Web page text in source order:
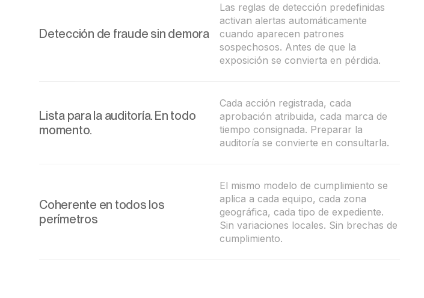
Detección de fraude sin demora
Las reglas de detección predefinidas
activan alertas automáticamente
cuando aparecen patrones
sospechosos. Antes de que la
exposición se convierta en pérdida.
Lista para la auditoría. En todo
momento.
Cada acción registrada, cada
aprobación atribuida, cada marca de
tiempo consignada. Preparar la
auditoría se convierte en consultarla.
Coherente en todos los
perímetros
El mismo modelo de cumplimiento se
aplica a cada equipo, cada zona
geográfica, cada tipo de expediente.
Sin variaciones locales. Sin brechas de
cumplimiento.